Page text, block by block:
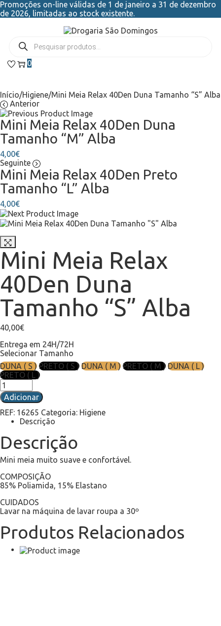
Promoções on-line válidas de 1 de janeiro a 31 de dezembro
de 2026, limitadas ao stock existente.
0
Início/Higiene/Mini Meia Relax 40Den Duna Tamanho “S” Alba
Anterior
Mini Meia Relax 40Den Duna
Tamanho “M” Alba
4,00€
Seguinte
Mini Meia Relax 40Den Preto
Tamanho “L” Alba
4,00€
Mini Meia Relax
40Den Duna
Tamanho “S” Alba
40,00€
Entrega em 24H/72H
Selecionar Tamanho
DUNA ( S ) PRETO ( S ) DUNA ( M ) PRETO ( M ) DUNA ( L )
PRETO ( L )
Adicionar
REF: 16265 Categoria: Higiene
Descrição
Descrição
Mini meia muito suave e confortável.
COMPOSIÇÃO
85% Poliamida, 15% Elastano
CUIDADOS
Lavar na máquina de lavar roupa a 30º
Produtos Relacionados